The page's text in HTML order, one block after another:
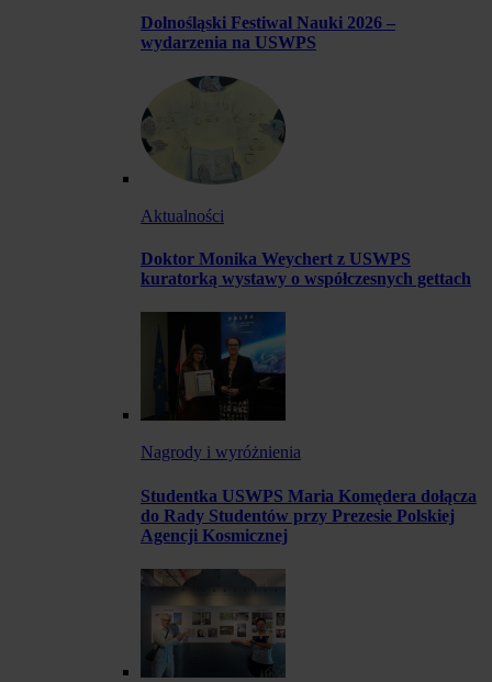
Dolnośląski Festiwal Nauki 2026 –
wydarzenia na USWPS
Aktualności
Doktor Monika Weychert z USWPS
kuratorką wystawy o współczesnych gettach
Nagrody i wyróżnienia
Studentka USWPS Maria Komędera dołącza
do Rady Studentów przy Prezesie Polskiej
Agencji Kosmicznej